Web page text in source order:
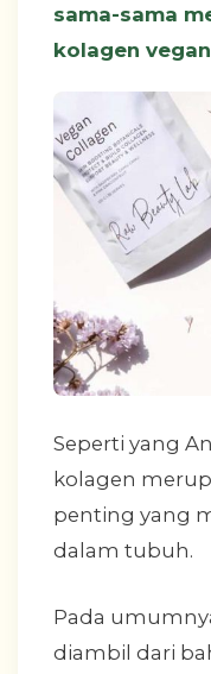
sama-sama
kolagen vegan
Seperti yang
kolagen
penting yang
dalam tubuh.
Pada
diambil dari